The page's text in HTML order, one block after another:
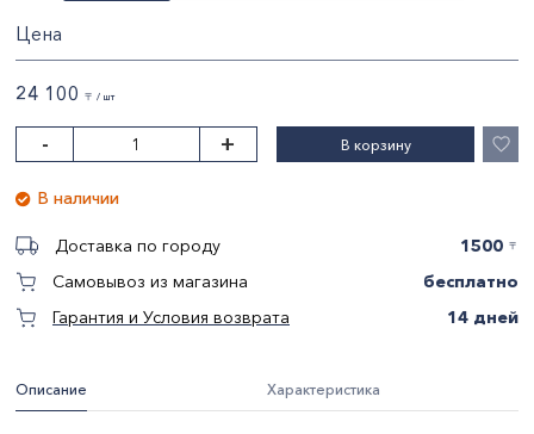
Описание Характеристика
Цена
24 100 〒 / шт
- + В корзину
В наличии
Доставка по городу 1500 〒
Самовывоз из магазина
бесплатно
Гарантия и Условия возврата
14 дней